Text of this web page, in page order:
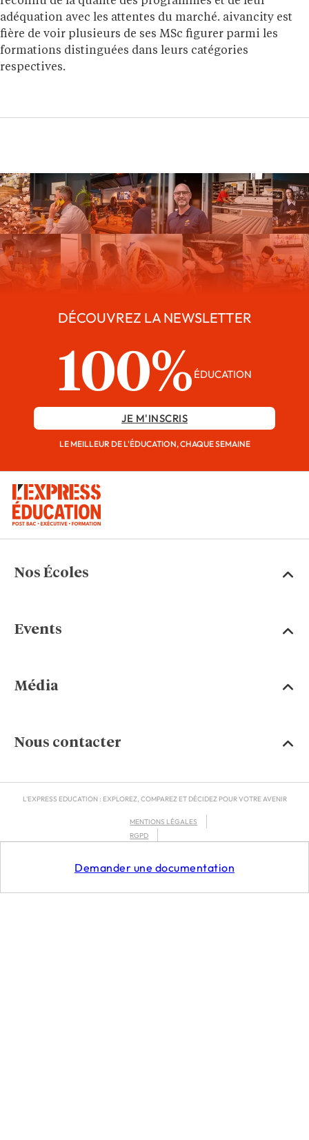
adéquation avec les attentes du marché. aivancity est
fière de voir plusieurs de ses MSc figurer parmi les
formations distinguées dans leurs catégories
respectives.
Demander une documentation
DÉCOUVREZ LA NEWSLETTER
100% ÉDUCATION
JE M'INSCRIS
LE MEILLEUR DE L'ÉDUCATION, CHAQUE SEMAINE
Nos Écoles
Events
Média
Nous contacter
L'EXPRESS EDUCATION : EXPLOREZ, COMPAREZ ET DÉCIDEZ POUR VOTRE AVENIR
MENTIONS LÉGALES
RGPD